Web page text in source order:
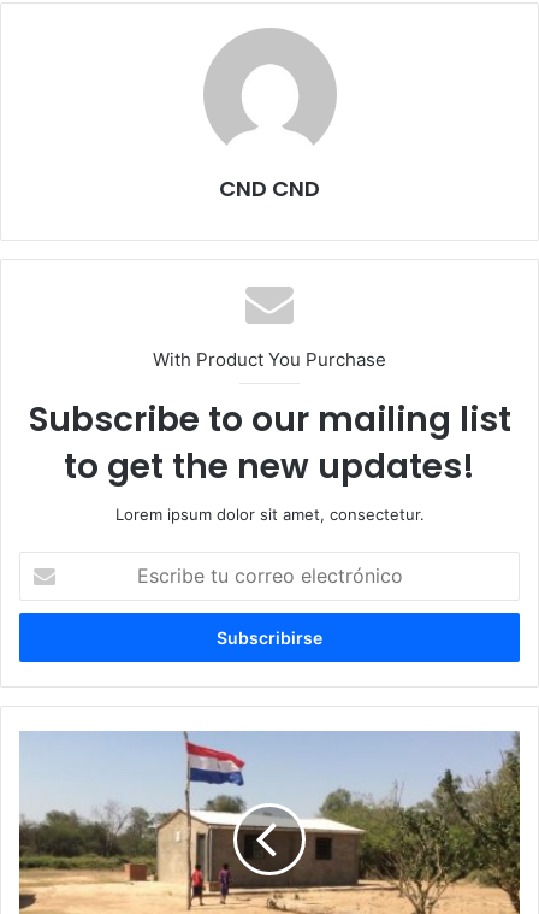
CND CND
With Product You Purchase
Subscribe to our mailing list
to get the new updates!
Lorem ipsum dolor sit amet, consectetur.
correo